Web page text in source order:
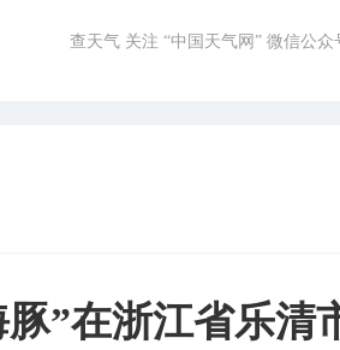
查天气 关注 “中国天气网” 微信公众
豚”在浙江省乐清